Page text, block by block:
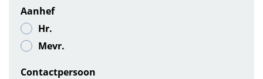
Aanhef
Hr.
Mevr.
Contactpersoon